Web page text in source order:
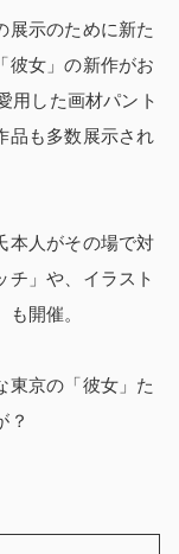
展示のために新た
彼女」の新作がお
用した画材パント
品も多数展示され
本人がその場で対
チ」や、イラスト
開催。
東京の「彼女」た
？